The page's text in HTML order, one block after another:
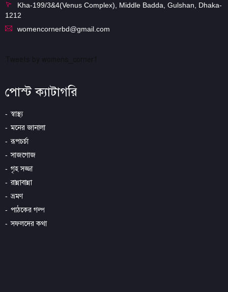
Kha-199/3&4(Venus Complex), Middle Badda, Gulshan, Dhaka-
1212
womencornerbd@gmail.com
পোস্ট ক্যাটাগরি
স্বাস্থ্য
মনের জানালা
রূপচর্চা
সাজগোজ
গৃহ সজ্জা
রান্নাবান্না
ভ্রমণ
পাঠকের গল্প
সফলদের কথা